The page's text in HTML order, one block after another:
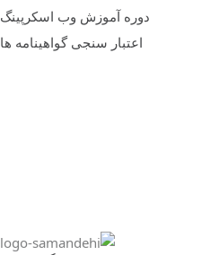
دوره آموزش وب اسکرپینگ
اعتبار سنجی گواهینامه ها